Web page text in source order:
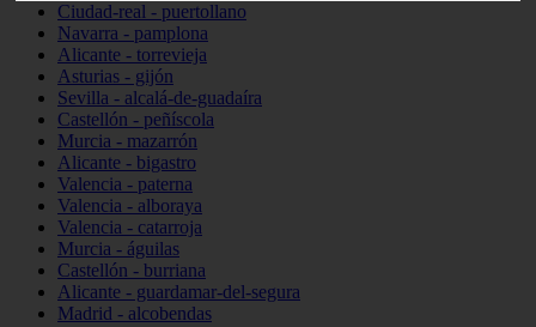
Ciudad-real - puertollano
Navarra - pamplona
Alicante - torrevieja
Asturias - gijón
Sevilla - alcalá-de-guadaíra
Castellón - peñíscola
Murcia - mazarrón
Alicante - bigastro
Valencia - paterna
Valencia - alboraya
Valencia - catarroja
Murcia - águilas
Castellón - burriana
Alicante - guardamar-del-segura
Madrid - alcobendas